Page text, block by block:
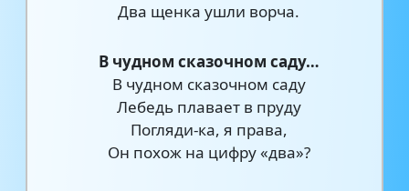
Два щенка ушли ворча.
В чудном сказочном саду…
В чудном сказочном саду
Лебедь плавает в пруду
Погляди-ка, я права,
Он похож на цифру «два»?